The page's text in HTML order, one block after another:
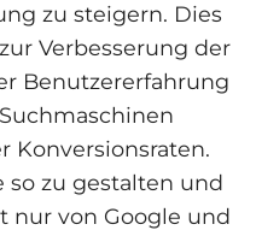
zu steigern. Dies
Verbesserung der
Benutzererfahrung
Konversionsraten.
so zu gestalten und
nur von Google und